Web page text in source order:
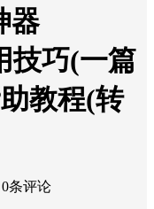
器
技巧(一篇
教程(转
0条评论